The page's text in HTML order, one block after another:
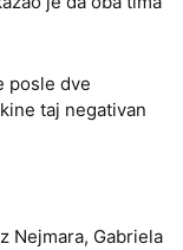
posle dve
taj negativan
Nejmara, Gabriela